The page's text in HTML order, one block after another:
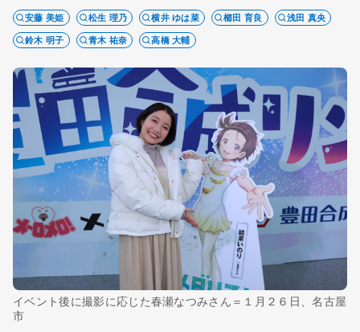
安藤 美姫 松生 理乃 横井 ゆは菜 櫛田 育良
浅田 真央
鈴木 明子
青木 祐奈 高橋 大輔
イベント後に撮影に応じた春瀬なつみさん＝１月２６日、名古屋
市